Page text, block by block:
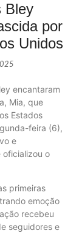
Bley
por
Unidos
encantaram
Mia, que
Estados
feira (6),
e
oficializou o
primeiras
emoção
recebeu
seguidores e